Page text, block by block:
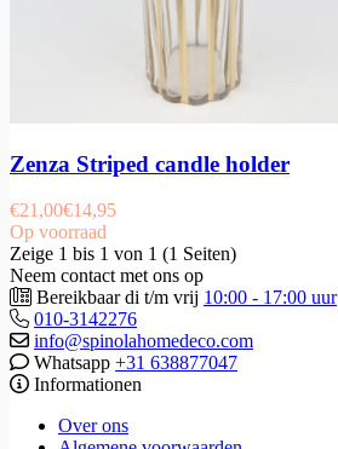
Zenza Striped candle holder
€21,00€14,95
Op voorraad
Zeige 1 bis 1 von 1 (1 Seiten)
Neem contact met ons op
Bereikbaar di t/m vrij 10:00 - 17:00 uur
010-3142276
info@spinolahomedeco.com
Whatsapp +31 638877047
Informationen
Over ons